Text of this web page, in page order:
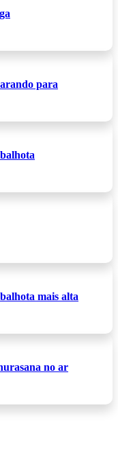
para
mais alta
no ar